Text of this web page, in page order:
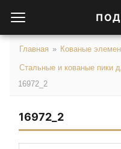
Главная » Кованые
Стальные и кованые пики
16972_2
16972_2